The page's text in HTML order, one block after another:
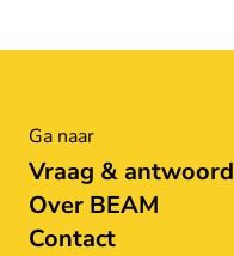
Ga naar
Vraag & antwoord
Over BEAM
Contact